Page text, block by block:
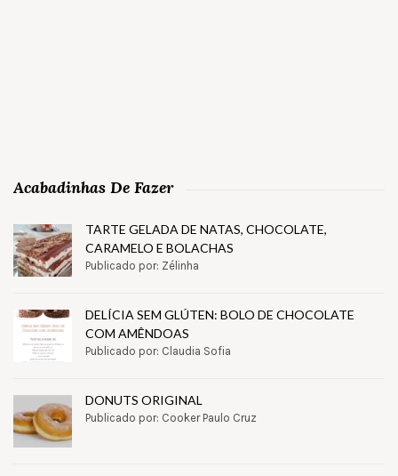
Acabadinhas De Fazer
TARTE GELADA DE NATAS, CHOCOLATE,
CARAMELO E BOLACHAS
Publicado por: Zélinha
DELÍCIA SEM GLÚTEN: BOLO DE CHOCOLATE
COM AMÊNDOAS
Publicado por: Claudia Sofia
DONUTS ORIGINAL
Publicado por: Cooker Paulo Cruz